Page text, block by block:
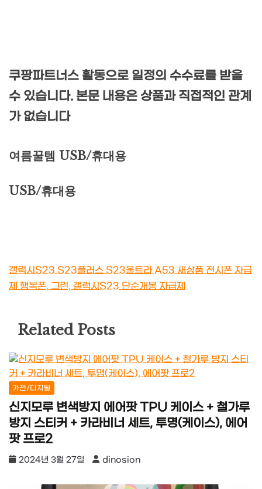
쿠팡파트너스 활동으로 일정의 수수료를 받을
수 있습니다. 본문 내용은 상품과 직접적인 관계
가 없습니다
여름꿀템 USB/휴대용
USB/휴대용
갤럭시S23 S23플러스 S23울트라 A53 새상품 전시폰 자급
제 행복폰, 그린, 갤럭시S23 단순개봉 자급제
Related Posts
가전/디지털
신지모루 변색방지 에어팟 TPU 케이스 + 철가루
방지 스티커 + 카라비너 세트, 투명(케이스), 에어
팟 프로2
2024년 3월 27일 dinosion